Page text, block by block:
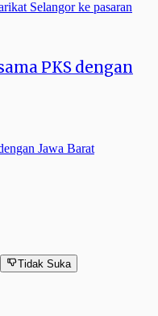
PKS dengan
Tidak Suka